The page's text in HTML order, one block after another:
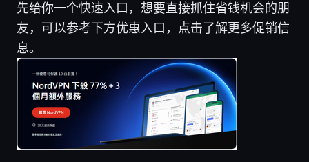
先给你一个快速入口，想要直接抓住省钱机会的朋
友，可以参考下方优惠入口，点击了解更多促销信
息。